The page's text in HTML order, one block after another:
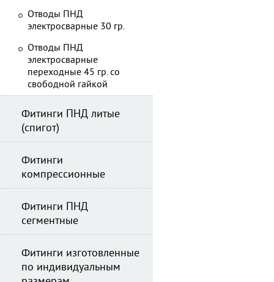
Отводы ПНД
электросварные 30 гр.
Отводы ПНД
электросварные
переходные 45 гр. со
свободной гайкой
Фитинги ПНД литые
(спигот)
Фитинги
компрессионные
Фитинги ПНД
сегментные
Фитинги изготовленные
по индивидуальным